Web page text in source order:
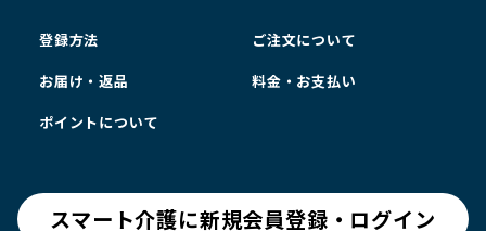
登録方法 ご注文について
お届け・返品 料金・お支払い
ポイントについて
スマート介護に新規会員登録・ログイン